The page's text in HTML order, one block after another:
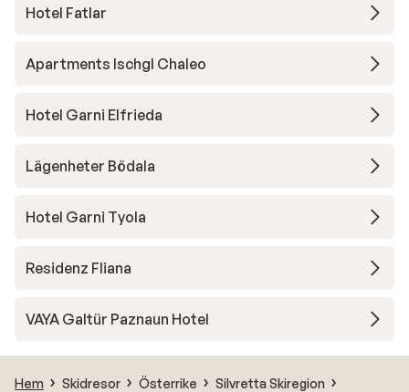
Hotel Fatlar
Apartments Ischgl Chaleo
Hotel Garni Elfrieda
Lägenheter Bödala
Hotel Garni Tyola
Residenz Fliana
VAYA Galtür Paznaun Hotel
Hem Skidresor Österrike
Silvretta Skiregion